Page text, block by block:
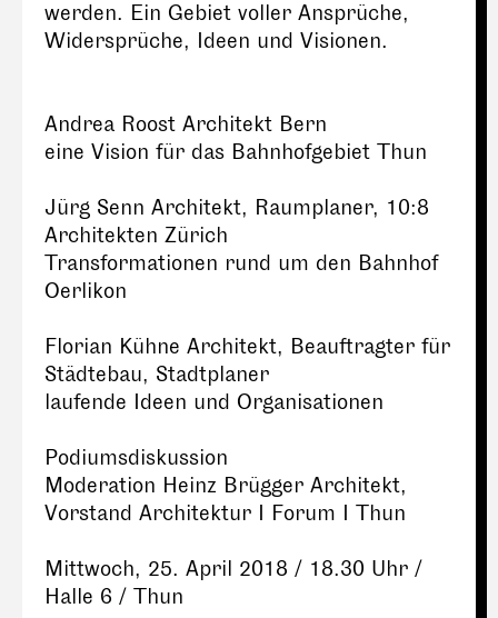
werden. Ein Gebiet voller Ansprüche,
Widersprüche, Ideen und Visionen.
Andrea Roost Architekt Bern
eine Vision für das Bahnhofgebiet Thun
Jürg Senn Architekt, Raumplaner, 10:8
Architekten Zürich
Transformationen rund um den Bahnhof
Oerlikon
Florian Kühne Architekt, Beauftragter für
Städtebau, Stadtplaner
laufende Ideen und Organisationen
Podiumsdiskussion
Moderation Heinz Brügger Architekt,
Vorstand Architektur I Forum I Thun
Mittwoch, 25. April 2018 / 18.30 Uhr /
Halle 6 / Thun